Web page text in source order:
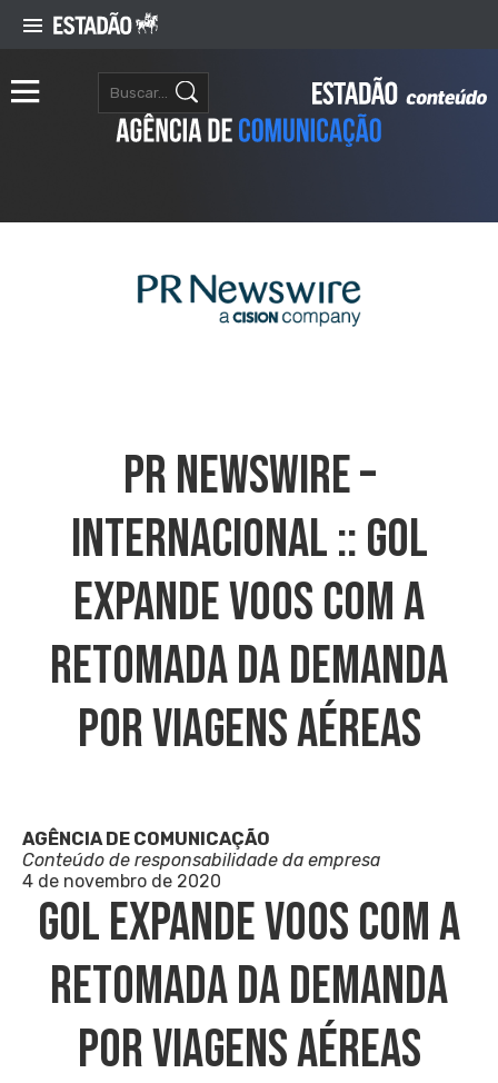
PR NEWSWIRE –
INTERNACIONAL :: GOL
Expande Voos Com A
Retomada Da Demanda
Por Viagens Aéreas
AGÊNCIA DE COMUNICAÇÃO
Conteúdo de responsabilidade da empresa
4 de novembro de 2020
GOL Expande Voos Com A
Retomada Da Demanda
Por Viagens Aéreas